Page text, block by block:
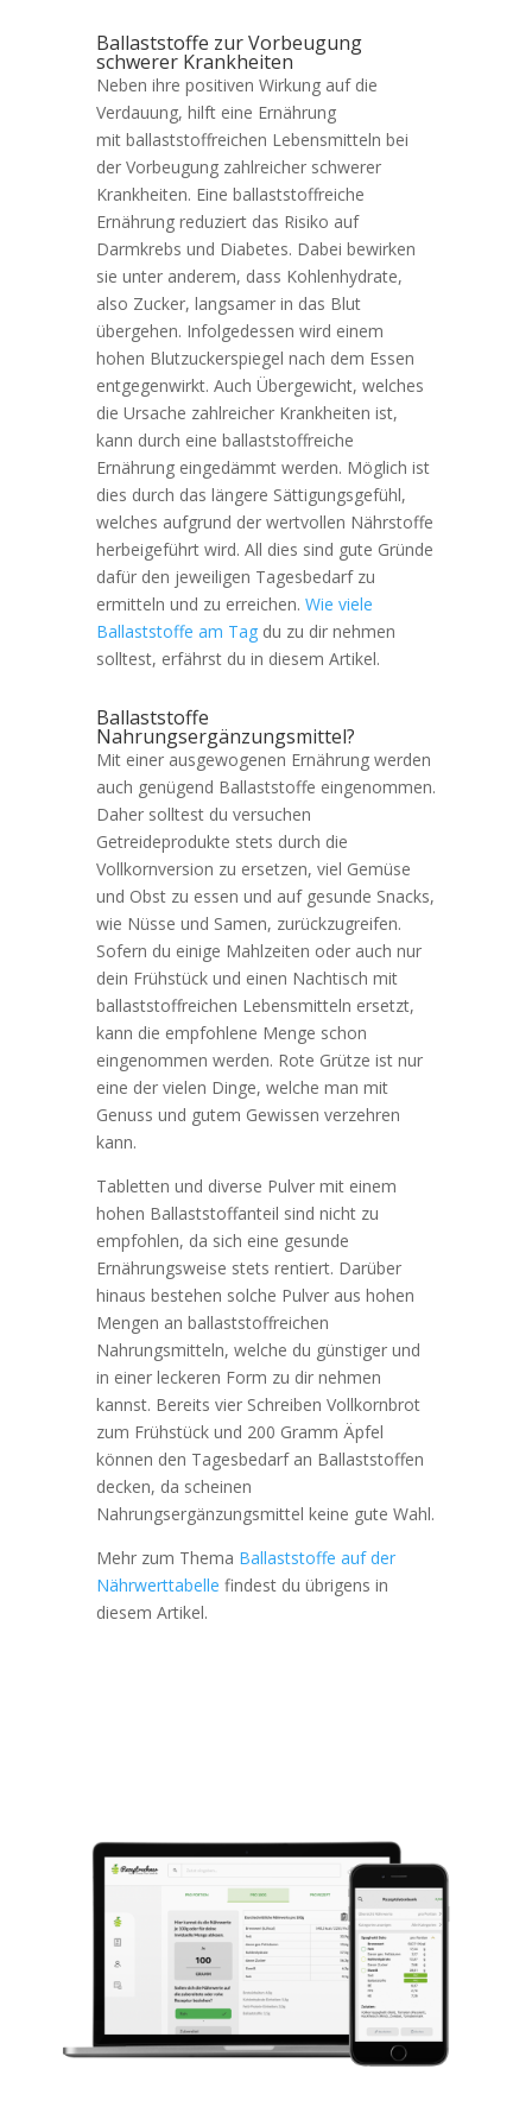
Ballaststoffe zur Vorbeugung
schwerer Krankheiten
Neben ihre positiven Wirkung auf die
Verdauung, hilft eine Ernährung
mit ballaststoffreichen Lebensmitteln bei
der Vorbeugung zahlreicher schwerer
Krankheiten. Eine ballaststoffreiche
Ernährung reduziert das Risiko auf
Darmkrebs und Diabetes. Dabei bewirken
sie unter anderem, dass Kohlenhydrate,
also Zucker, langsamer in das Blut
übergehen. Infolgedessen wird einem
hohen Blutzuckerspiegel nach dem Essen
entgegenwirkt. Auch Übergewicht, welches
die Ursache zahlreicher Krankheiten ist,
kann durch eine ballaststoffreiche
Ernährung eingedämmt werden. Möglich ist
dies durch das längere Sättigungsgefühl,
welches aufgrund der wertvollen Nährstoffe
herbeigeführt wird. All dies sind gute Gründe
dafür den jeweiligen Tagesbedarf zu
ermitteln und zu erreichen. Wie viele
Ballaststoffe am Tagdu zu dir nehmen
solltest, erfährst du in diesem Artikel.
Ballaststoffe
Nahrungsergänzungsmittel?
Mit einer ausgewogenen Ernährung werden
auch genügend Ballaststoffe eingenommen.
Daher solltest du versuchen
Getreideprodukte stets durch die
Vollkornversion zu ersetzen, viel Gemüse
und Obst zu essen und auf gesunde Snacks,
wie Nüsse und Samen, zurückzugreifen.
Sofern du einige Mahlzeiten oder auch nur
dein Frühstück und einen Nachtisch mit
ballaststoffreichen Lebensmitteln ersetzt,
kann die empfohlene Menge schon
eingenommen werden. Rote Grütze ist nur
eine der vielen Dinge, welche man mit
Genuss und gutem Gewissen verzehren
kann.
Tabletten und diverse Pulver mit einem
hohen Ballaststoffanteil sind nicht zu
empfohlen, da sich eine gesunde
Ernährungsweise stets rentiert. Darüber
hinaus bestehen solche Pulver aus hohen
Mengen an ballaststoffreichen
Nahrungsmitteln, welche du günstiger und
in einer leckeren Form zu dir nehmen
kannst. Bereits vier Schreiben Vollkornbrot
zum Frühstück und 200 Gramm Äpfel
können den Tagesbedarf an Ballaststoffen
decken, da scheinen
Nahrungsergänzungsmittel keine gute Wahl.
Mehr zum Thema Ballaststoffe auf der
Nährwerttabelle findest du übrigens in
diesem Artikel.